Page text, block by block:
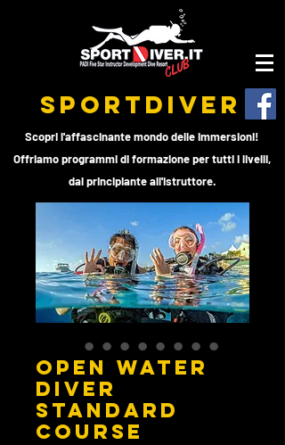
SPORTDIVER
Scopri l'affascinante mondo delle immersioni!
Offriamo programmi di formazione per tutti i livelli,
dal principiante all'istruttore.
OPEN WATER
DIVER
Standard
Course